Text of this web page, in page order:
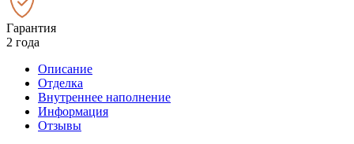
Гарантия
2 года
Описание
Отделка
Внутреннее наполнение
Информация
Отзывы